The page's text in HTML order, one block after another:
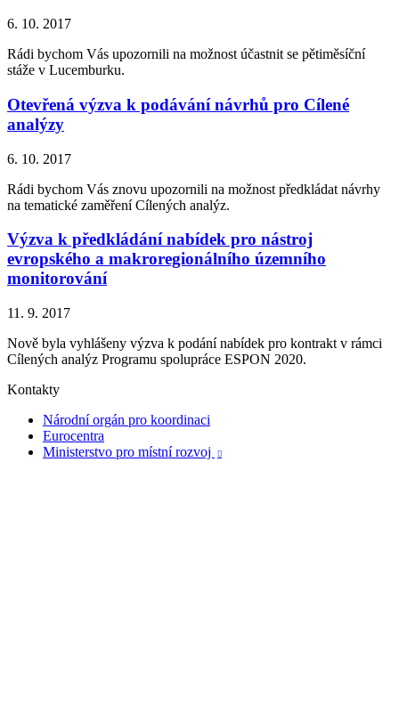
6. 10. 2017
Rádi bychom Vás upozornili na možnost účastnit se pětiměsíční
stáže v Lucemburku.
Otevřená výzva k podávání návrhů pro Cílené
analýzy
6. 10. 2017
Rádi bychom Vás znovu upozornili na možnost předkládat návrhy
na tematické zaměření Cílených analýz.
Výzva k předkládání nabídek pro nástroj
evropského a makroregionálního územního
monitorování
11. 9. 2017
Nově byla vyhlášeny výzva k podání nabídek pro kontrakt v rámci
Cílených analýz Programu spolupráce ESPON 2020.
Kontakty
Národní orgán pro koordinaci
Eurocentra
Ministerstvo pro místní rozvoj
